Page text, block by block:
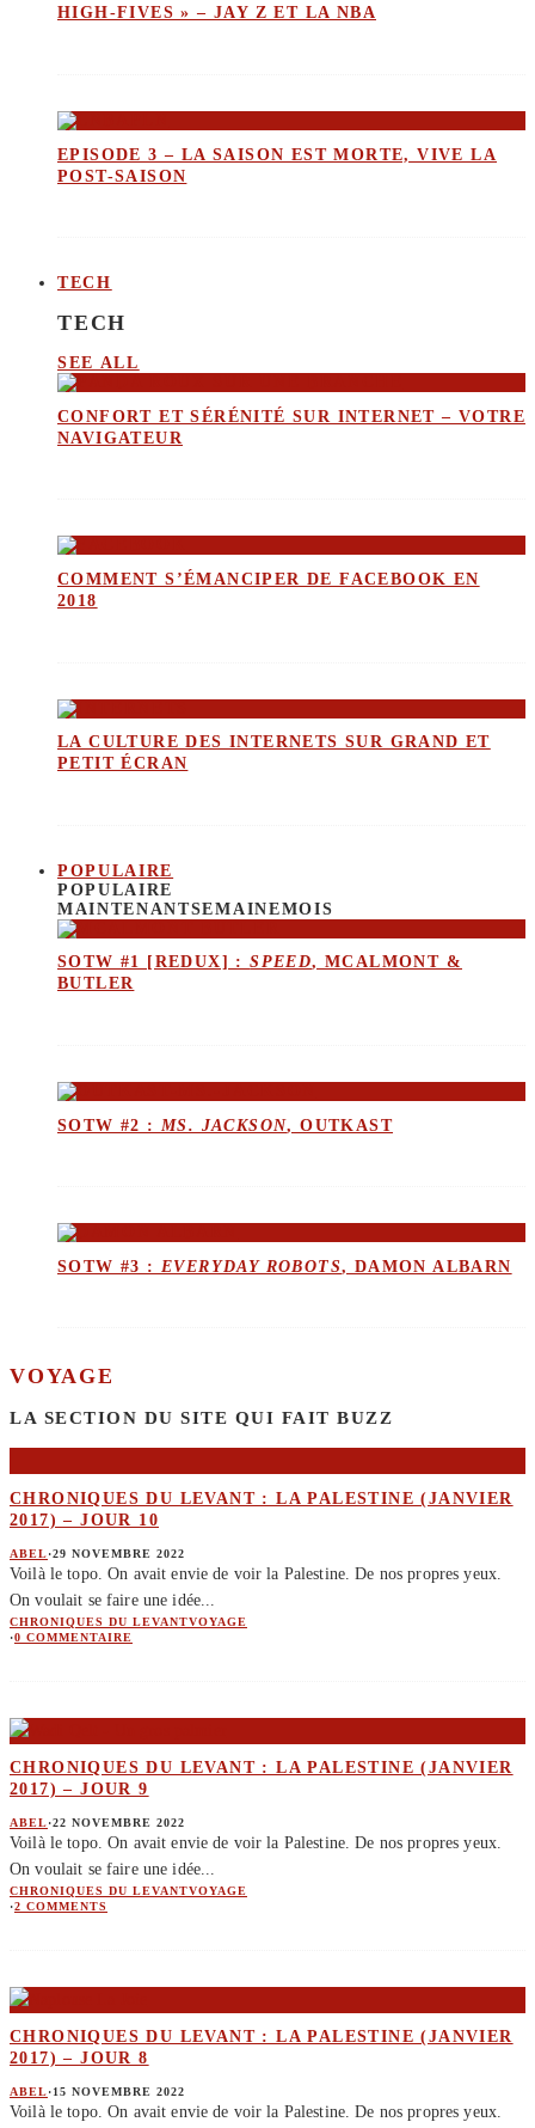
HIGH-FIVES » – JAY Z ET LA NBA
EPISODE 3 – LA SAISON EST MORTE, VIVE LA
POST-SAISON
TECH
TECH
SEE ALL
CONFORT ET SÉRÉNITÉ SUR INTERNET – VOTRE
NAVIGATEUR
COMMENT S’ÉMANCIPER DE FACEBOOK EN
2018
LA CULTURE DES INTERNETS SUR GRAND ET
PETIT ÉCRAN
POPULAIRE
POPULAIRE
MAINTENANTSEMAINEMOIS
SOTW #1 [REDUX] :SPEED, MCALMONT &
BUTLER
SOTW #2 : MS. JACKSON, OUTKAST
SOTW #3 : EVERYDAY ROBOTS, DAMON ALBARN
VOYAGE
LA SECTION DU SITE QUI FAIT BUZZ
CHRONIQUES DU LEVANT : LA PALESTINE (JANVIER
2017) – JOUR 10
ABEL·29 NOVEMBRE 2022
Voilà le topo. On avait envie de voir la Palestine. De nos propres yeux.
On voulait se faire une idée...
CHRONIQUES DU LEVANTVOYAGE
·0 COMMENTAIRE
CHRONIQUES DU LEVANT : LA PALESTINE (JANVIER
2017) – JOUR 9
ABEL·22 NOVEMBRE 2022
Voilà le topo. On avait envie de voir la Palestine. De nos propres yeux.
On voulait se faire une idée...
CHRONIQUES DU LEVANTVOYAGE
·2 COMMENTS
CHRONIQUES DU LEVANT : LA PALESTINE (JANVIER
2017) – JOUR 8
ABEL·15 NOVEMBRE 2022
Voilà le topo. On avait envie de voir la Palestine. De nos propres yeux.